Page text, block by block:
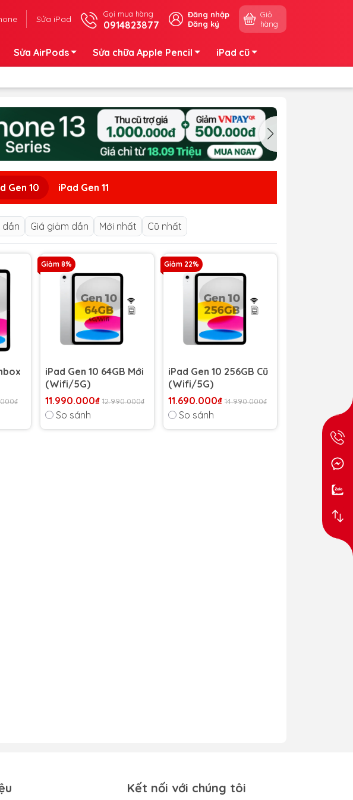
Sửa iPad Gọi mua hàng
0914823877
Đăng nhập
Đăng ký
Giỏ
hàng
Sửa AirPods Sửa chữa Apple Pencil iPad cũ
Gen 10 iPad Gen 11
dần Giá giảm dần Mới nhất Cũ nhất
Giảm 8%
iPad Gen 10 64GB Mới
(Wifi/5G)
11.990.000₫ 12.990.000₫
So sánh
Giảm 22%
iPad Gen 10 256GB Cũ
(Wifi/5G)
11.690.000₫ 14.990.000₫
So sánh
Kết nối với chúng tôi